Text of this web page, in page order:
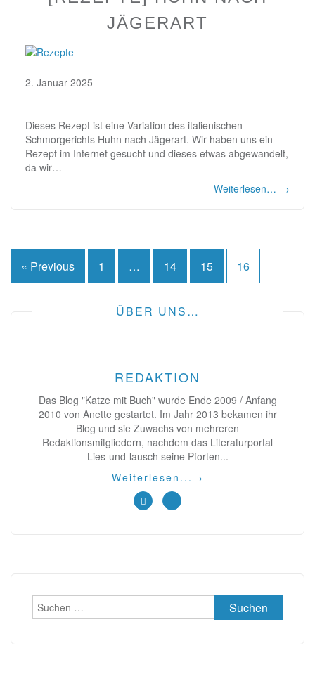
JÄGERART
2. Januar 2025
Dieses Rezept ist eine Variation des italienischen
Schmorgerichts Huhn nach Jägerart. Wir haben uns ein
Rezept im Internet gesucht und dieses etwas abgewandelt,
da wir…
Weiterlesen… →
Seitennummerierung
der
« Previous 1 … 14 15 16
ÜBER UNS…
REDAKTION
Das Blog "Katze mit Buch" wurde Ende 2009 / Anfang
2010 von Anette gestartet. Im Jahr 2013 bekamen ihr
Blog und sie Zuwachs von mehreren
Redaktionsmitgliedern, nachdem das Literaturportal
Lies-und-lausch seine Pforten...
Weiterlesen... →
Suchen
nach: